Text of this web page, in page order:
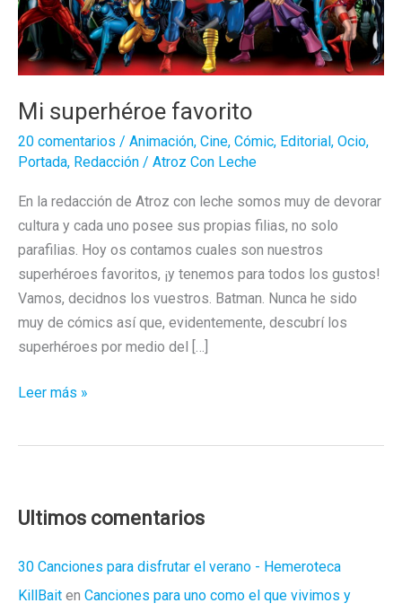
Mi superhéroe favorito
20 comentarios / Animación, Cine, Cómic, Editorial, Ocio,
Portada, Redacción / Atroz Con Leche
En la redacción de Atroz con leche somos muy de devorar
cultura y cada uno posee sus propias filias, no solo
parafilias. Hoy os contamos cuales son nuestros
superhéroes favoritos, ¡y tenemos para todos los gustos!
Vamos, decidnos los vuestros. Batman. Nunca he sido
muy de cómics así que, evidentemente, descubrí los
superhéroes por medio del […]
Mi
Leer más »
Ultimos comentarios
30 Canciones para disfrutar el verano - Hemeroteca
KillBait en Canciones para uno como el que vivimos y